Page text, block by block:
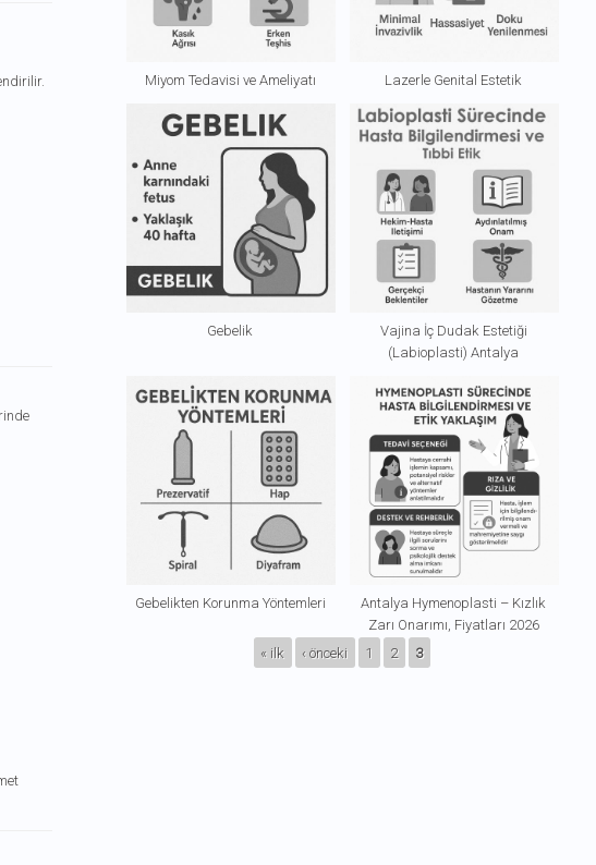
Miyom Tedavisi ve Ameliyatı Lazerle Genital Estetik
Gebelik
Vajina İç Dudak Estetiği
(Labioplasti) Antalya
Gebelikten Korunma Yöntemleri
Antalya Hymenoplasti – Kızlık
Zarı Onarımı, Fiyatları 2026
« ilk ‹ önceki 1 2 3